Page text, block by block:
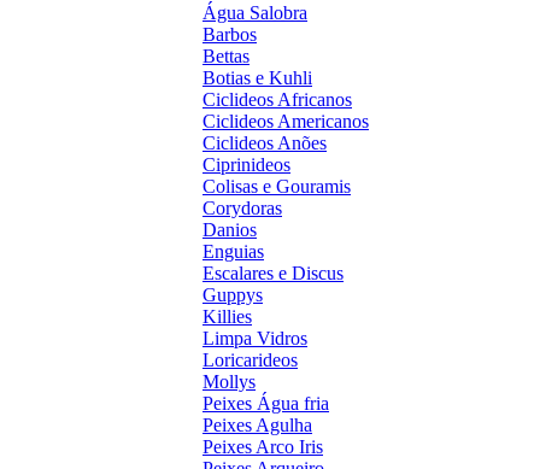
Água Salobra
Barbos
Bettas
Botias e Kuhli
Ciclideos Africanos
Ciclideos Americanos
Ciclideos Anões
Ciprinideos
Colisas e Gouramis
Corydoras
Danios
Enguias
Escalares e Discus
Guppys
Killies
Limpa Vidros
Loricarideos
Mollys
Peixes Água fria
Peixes Agulha
Peixes Arco Iris